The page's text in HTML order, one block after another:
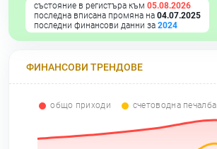
състояние в регистъра към 05.08.2026
последна вписана промяна на 04.07.2025
последни финансови данни за 2024
ФИНАНСОВИ ТРЕНДОВЕ
общо приходи счетоводна печалба